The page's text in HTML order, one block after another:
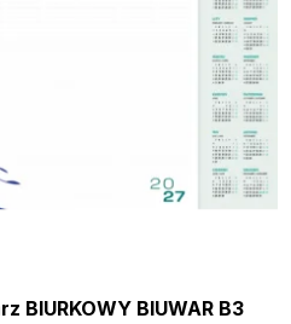
BIURKOWY BIUWAR B3